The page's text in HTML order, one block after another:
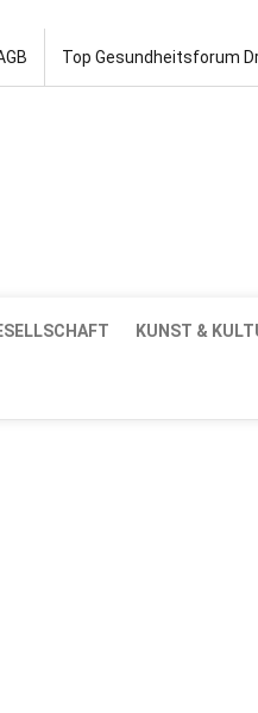
Top Gesundheitsforum
KUNST &